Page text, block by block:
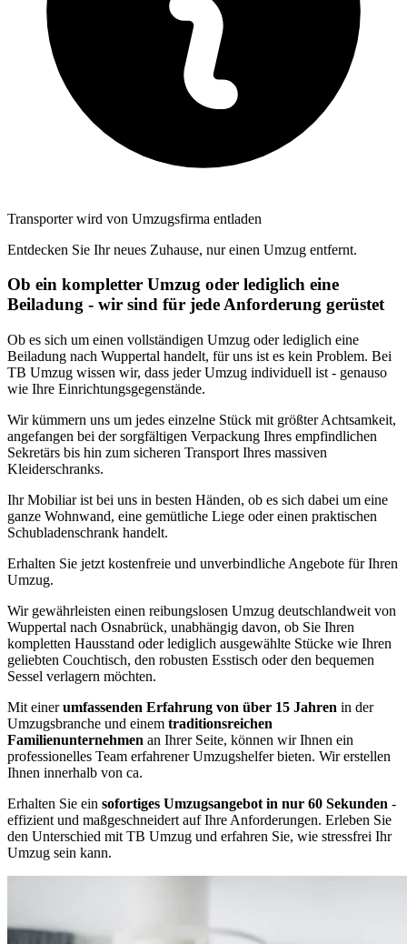
Transporter wird von Umzugsfirma entladen
Entdecken Sie Ihr neues Zuhause, nur einen Umzug entfernt.
Ob ein kompletter Umzug oder lediglich eine
Beiladung - wir sind für jede Anforderung gerüstet
Ob es sich um einen vollständigen Umzug oder lediglich eine
Beiladung nach Wuppertal handelt, für uns ist es kein Problem. Bei
TB Umzug wissen wir, dass jeder Umzug individuell ist - genauso
wie Ihre Einrichtungsgegenstände.
Wir kümmern uns um jedes einzelne Stück mit größter Achtsamkeit,
angefangen bei der sorgfältigen Verpackung Ihres empfindlichen
Sekretärs bis hin zum sicheren Transport Ihres massiven
Kleiderschranks.
Ihr Mobiliar ist bei uns in besten Händen, ob es sich dabei um eine
ganze Wohnwand, eine gemütliche Liege oder einen praktischen
Schubladenschrank handelt.
Erhalten Sie jetzt kostenfreie und unverbindliche Angebote für Ihren
Umzug.
Wir gewährleisten einen reibungslosen Umzug deutschlandweit von
Wuppertal nach Osnabrück, unabhängig davon, ob Sie Ihren
kompletten Hausstand oder lediglich ausgewählte Stücke wie Ihren
geliebten Couchtisch, den robusten Esstisch oder den bequemen
Sessel verlagern möchten.
Mit einerumfassenden Erfahrung von über 15 Jahren in der
Umzugsbranche und einem traditionsreichen
Familienunternehmen an Ihrer Seite, können wir Ihnen ein
professionelles Team erfahrener Umzugshelfer bieten. Wir erstellen
Ihnen innerhalb von ca.
Erhalten Sie ein sofortiges Umzugsangebot in nur 60 Sekunden -
effizient und maßgeschneidert auf Ihre Anforderungen. Erleben Sie
den Unterschied mit TB Umzug und erfahren Sie, wie stressfrei Ihr
Umzug sein kann.